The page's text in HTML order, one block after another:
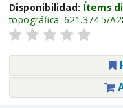
Disponibilidad: Ítems
topográfica: 621.374.5/